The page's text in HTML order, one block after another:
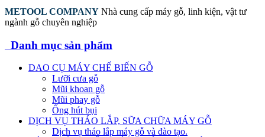
METOOL COMPANY Nhà cung cấp máy gỗ, linh kiện, vật tư
ngành gỗ chuyên nghiệp
Danh mục sản phẩm
DAO CỤ MÁY CHẾ BIẾN GỖ
Lưỡi cưa gỗ
Mũi khoan gỗ
Mũi phay gỗ
Ống hút bụi
DỊCH VỤ THÁO LẮP, SỮA CHỮA MÁY GỖ
Dịch vụ tháo lắp máy gỗ và đào tạo.